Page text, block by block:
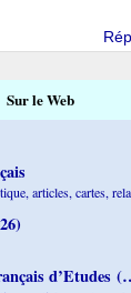
Sur le Web
articles, cartes,
d’Etudes